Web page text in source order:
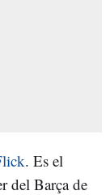
. Es el
del Barça de